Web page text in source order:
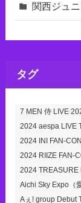
関西ジュ
タグ
7 MEN 侍 LIVE
2024 aespa LIVE
2024 INI FAN-
2024 RIIZE FAN-
2024 TREASURE
Aichi Sky Expo（
Aぇ! group Debut